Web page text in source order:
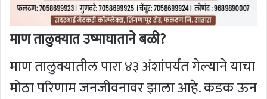
माण तालुक्यात उष्माघाताने बळी?
माण तालुक्यातील पारा ४३ अंशांपर्यंत गेल्याने याचा
मोठा परिणाम जनजीवनावर झाला आहे. कडक ऊन